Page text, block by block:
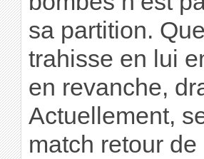
sa partition.
trahisse en lui
en revanche,
Actuellement,
match retour de